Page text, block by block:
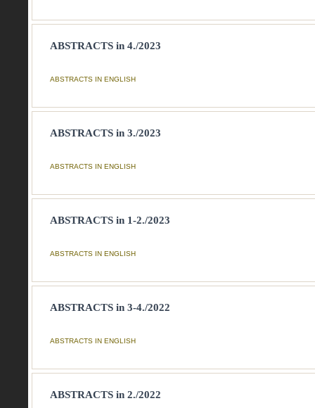
ABSTRACTS in 4./2023
ABSTRACTS IN ENGLISH
ABSTRACTS in 3./2023
ABSTRACTS IN ENGLISH
ABSTRACTS in 1-2./2023
ABSTRACTS IN ENGLISH
ABSTRACTS in 3-4./2022
ABSTRACTS IN ENGLISH
ABSTRACTS in 2./2022